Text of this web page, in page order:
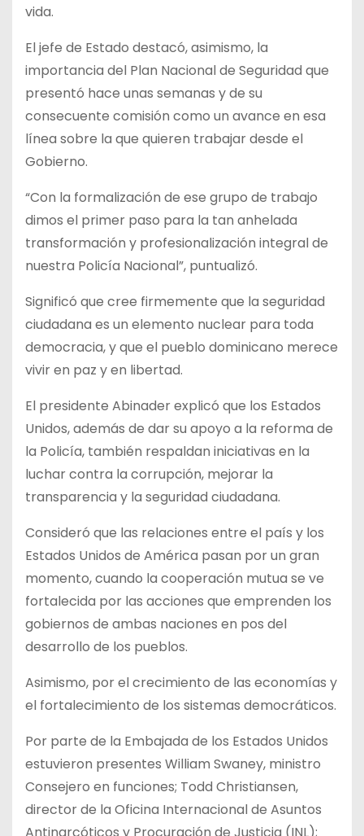
vida.
El jefe de Estado destacó, asimismo, la
importancia del Plan Nacional de Seguridad que
presentó hace unas semanas y de su
consecuente comisión como un avance en esa
línea sobre la que quieren trabajar desde el
Gobierno.
“Con la formalización de ese grupo de trabajo
dimos el primer paso para la tan anhelada
transformación y profesionalización integral de
nuestra Policía Nacional”, puntualizó.
Significó que cree firmemente que la seguridad
ciudadana es un elemento nuclear para toda
democracia, y que el pueblo dominicano merece
vivir en paz y en libertad.
El presidente Abinader explicó que los Estados
Unidos, además de dar su apoyo a la reforma de
la Policía, también respaldan iniciativas en la
luchar contra la corrupción, mejorar la
transparencia y la seguridad ciudadana.
Consideró que las relaciones entre el país y los
Estados Unidos de América pasan por un gran
momento, cuando la cooperación mutua se ve
fortalecida por las acciones que emprenden los
gobiernos de ambas naciones en pos del
desarrollo de los pueblos.
Asimismo, por el crecimiento de las economías y
el fortalecimiento de los sistemas democráticos.
Por parte de la Embajada de los Estados Unidos
estuvieron presentes William Swaney, ministro
Consejero en funciones; Todd Christiansen,
director de la Oficina Internacional de Asuntos
Antinarcóticos y Procuración de Justicia (INL);